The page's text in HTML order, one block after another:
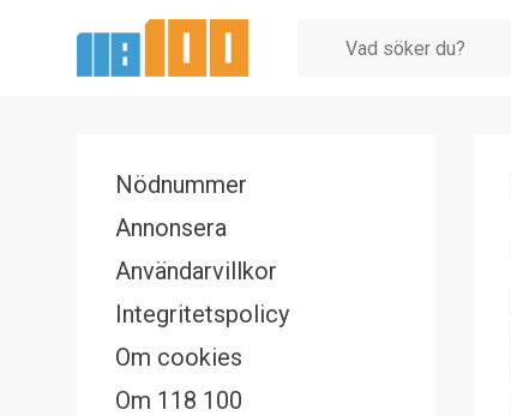
Nödnummer
Annonsera
Användarvillkor
Integritetspolicy
Om cookies
Om 118 100